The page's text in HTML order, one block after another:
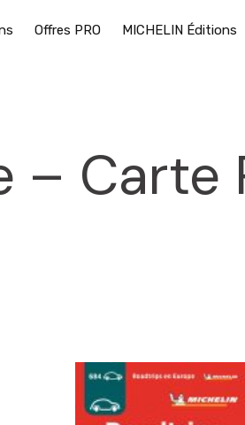
Offres PRO MICHELIN Éditions
Carte